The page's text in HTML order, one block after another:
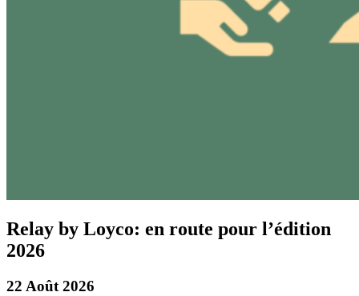
Relay by Loyco: en route pour l’édition
2026
22 Août 2026